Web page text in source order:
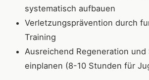
systematisch aufbauen
Verletzungsprävention durch
Training
Ausreichend Regeneration und
einplanen (8-10 Stunden für